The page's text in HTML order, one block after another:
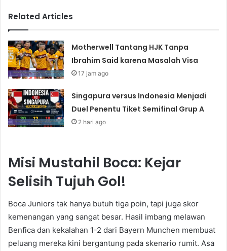
Related Articles
Motherwell Tantang HJK Tanpa
Ibrahim Said karena Masalah Visa
17 jam ago
Singapura versus Indonesia Menjadi
Duel Penentu Tiket Semifinal Grup A
2 hari ago
Misi Mustahil Boca: Kejar
Selisih Tujuh Gol!
Boca Juniors tak hanya butuh tiga poin, tapi juga skor
kemenangan yang sangat besar. Hasil imbang melawan
Benfica dan kekalahan 1-2 dari Bayern Munchen membuat
peluang mereka kini bergantung pada skenario rumit. Asa